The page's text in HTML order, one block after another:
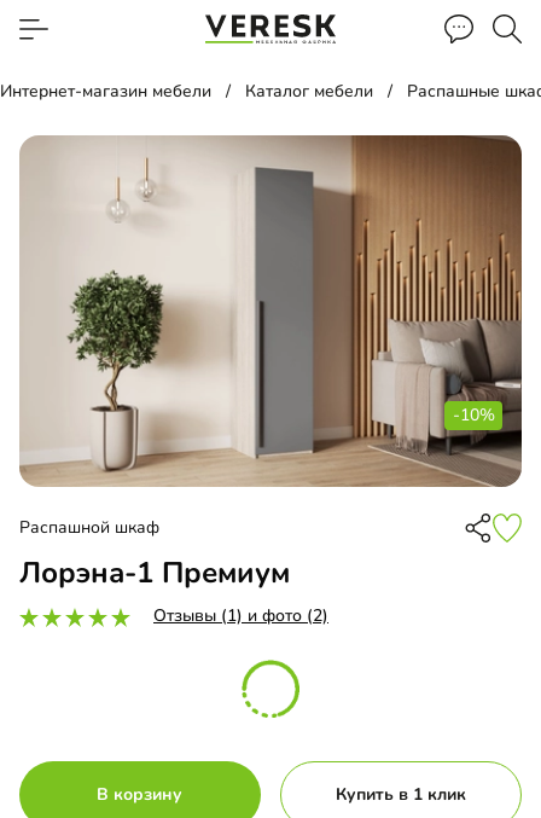
Интернет-магазин мебели Каталог мебели Распашные
-10%
Распашной шкаф
Лорэна-1 Премиум
Отзывы (1) и фото (2)
В корзину Купить в 1 клик